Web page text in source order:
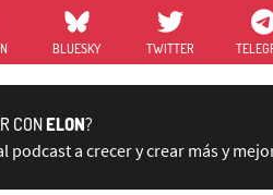
BLUESKY TWITTER
CONELON?
podcast a crecer y crear más y